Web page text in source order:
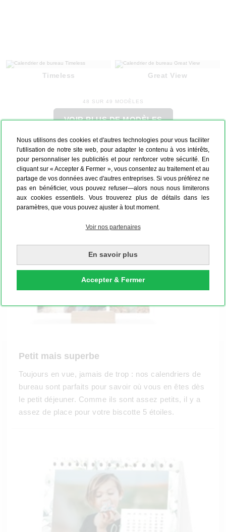
Nous utilisons des cookies et d'autres technologies pour vous faciliter
l'utilisation de notre site web, pour adapter le contenu à vos intérêts,
pour personnaliser les publicités et pour renforcer votre sécurité. En
cliquant sur « Accepter & Fermer », vous consentez au traitement et au
partage de vos données avec d'autres entreprises. Si vous préférez ne
pas en bénéficier, vous pouvez refuser—alors nous nous limiterons
aux cookies essentiels. Vous trouverez plus de détails dans les
paramètres, que vous pouvez ajuster à tout moment.
Voir nos partenaires
En savoir plus
Accepter & Fermer
Timeless Great View
48 SUR 49 MODÈLES
VOIR PLUS DE MODÈLES
LA RAISON POUR LAQUELLE IL
EST SUR LA TABLE EST ÉVIDENTE :
Petit mais superbe
Toujours en vue, jamais de trop : nos calendriers de
bureau sont parfaits pour savoir où vous en êtes dès
le petit déjeuner. Comme ils sont assez petits, il y a
assez de place pour votre biscotte 5 étoiles.